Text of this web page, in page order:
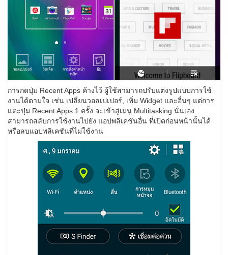
การกดปุ่ม Recent Apps ค้างไว้ ผู้ใช้สามารถปรับแต่งรูปแบบการใช้
งานได้ตามใจ เช่น เปลี่ยนวอลเปเปอร์, เพิ่ม Widget และอื่นๆ แต่การ
แตะปุ่ม Recent Apps 1 ครั้ง จะเข้าสู่เมนู Multitasking นั่นเอง
สามารถสลับการใช้งานไปยัง แอปพลิเคชันอื่น ที่เปิดก่อนหน้านั้นได้
หรือลบแอปพลิเคชันที่ไม่ใช้งาน